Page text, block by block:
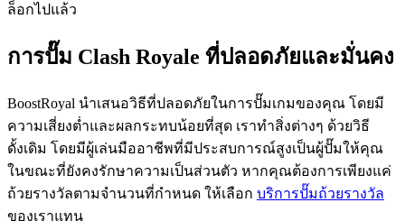
ล็อกไปแล้ว
การปั๊ม Clash Royale ที่ปลอดภัยและมั่นคง
BoostRoyal นำเสนอวิธีที่ปลอดภัยในการปั๊มเกมของคุณ โดยมี
ความเสี่ยงต่ำและผลกระทบน้อยที่สุด เราทำสิ่งต่างๆ ด้วยวิธี
ดั้งเดิม โดยมีผู้เล่นมืออาชีพที่มีประสบการณ์สูงเป็นผู้ปั๊มให้คุณ
ในขณะที่ยังคงรักษาความเป็นส่วนตัว หากคุณต้องการเพียงแค่
ถ้วยรางวัลตามจำนวนที่กำหนด ให้เลือก บริการปั๊มถ้วยรางวัล
ของเราแทน